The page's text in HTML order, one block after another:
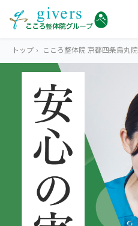
HOME トップ
SYMPTOMS 症状から探す
腰痛
肩こり・首こり
MENU メニューから探す
STORE 店舗一覧
AREA エリアから探す
トップ › こころ整体院 京都四条烏丸院